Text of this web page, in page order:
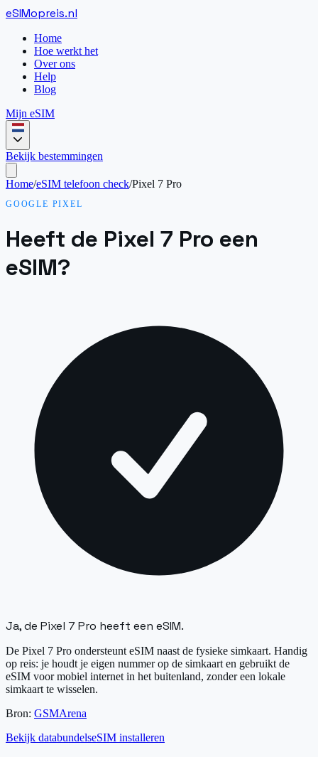
eSIMopreis.nl
Home
Hoe werkt het
Over ons
Help
Blog
Mijn eSIM
Bekijk bestemmingen
Home/eSIM telefoon check/Pixel 7 Pro
GOOGLE PIXEL
Heeft de Pixel 7 Pro een
eSIM?
Ja, de Pixel 7 Pro heeft een eSIM.
De Pixel 7 Pro ondersteunt eSIM naast de fysieke simkaart. Handig
op reis: je houdt je eigen nummer op de simkaart en gebruikt de
eSIM voor mobiel internet in het buitenland, zonder een lokale
simkaart te wisselen.
Bron: GSMArena
Bekijk databundelseSIM installeren